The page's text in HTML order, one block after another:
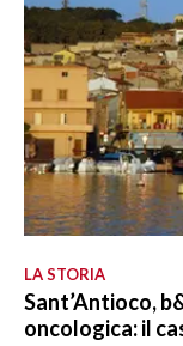
LA STORIA
Sant’Antioco,
oncologica: il